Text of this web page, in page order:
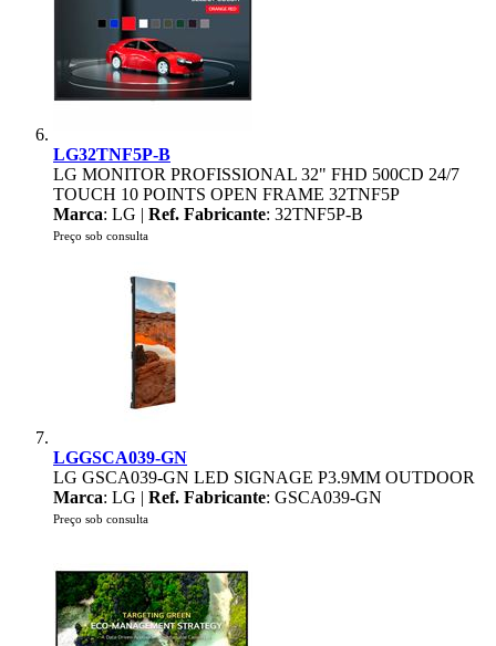
LG32TNF5P-B
LG MONITOR PROFISSIONAL 32" FHD 500CD 24/7
TOUCH 10 POINTS OPEN FRAME 32TNF5P
Marca: LG | Ref. Fabricante: 32TNF5P-B
Preço sob consulta
LGGSCA039-GN
LG GSCA039-GN LED SIGNAGE P3.9MM OUTDOOR
Marca: LG | Ref. Fabricante: GSCA039-GN
Preço sob consulta